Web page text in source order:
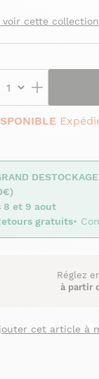
voir cette
8 et 9 aout
gratuits•
Réglez
à partir
cet article à